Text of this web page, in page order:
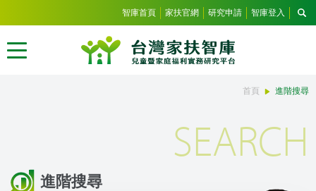
智庫首頁 家扶官網 研究申請 智庫登入
首頁 進階搜尋
進階搜尋
SEARCH